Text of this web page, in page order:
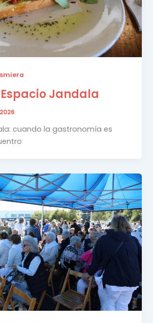
Jandala
cuando la gastronomía es